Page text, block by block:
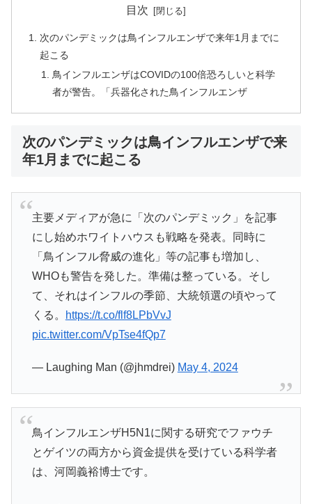
目次
次のパンデミックは鳥インフルエンザで来年1月までに
起こる
鳥インフルエンザはCOVIDの100倍恐ろしいと科学
者が警告。「兵器化された鳥インフルエンザ
次のパンデミックは鳥インフルエンザで来
年1月までに起こる
主要メディアが急に「次のパンデミック」を記事
にし始めホワイトハウスも戦略を発表。同時に
「鳥インフル脅威の進化」等の記事も増加し、
WHOも警告を発した。準備は整っている。そし
て、それはインフルの季節、大統領選の頃やって
くる。
https://t.co/flf8LPbVvJ
pic.twitter.com/VpTse4fQp7
— Laughing Man (@jhmdrei) May 4, 2024
鳥インフルエンザH5N1に関する研究でファウチ
とゲイツの両方から資金提供を受けている科学者
は、河岡義裕博士です。